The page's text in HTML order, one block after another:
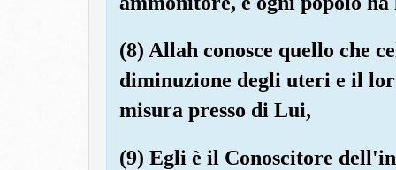
(8) Allah conosce quello che
diminuzione degli uteri e il
misura presso di Lui,
(9) Egli è il Conoscitore